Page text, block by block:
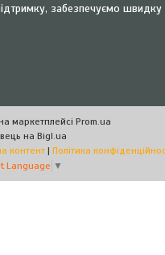
забезпечуємо швидку
маркетплейсі Prom.ua
на Bigl.ua
контент | Політика
Language ▼